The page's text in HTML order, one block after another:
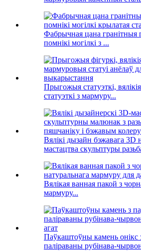
Фабрычная цана гранітныя
помнікі могілкі з ...
Прыгожыя статуэткі,
статуэткі з мармуру...
Вялікі дызайн бэжавага 3D
мастацтва скульптуры
Вялікая ванная пакой з
мармуру...
Паўкаштоўны камень онікс
паліраваны рубінава-